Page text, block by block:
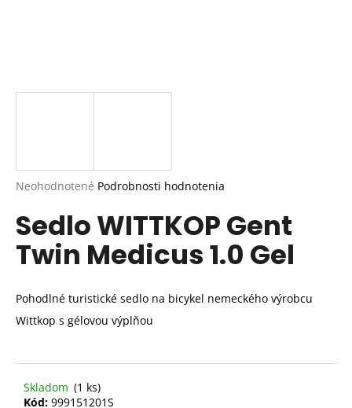
Priemerné
produktu
je
0,0
Neohodnotené Podrobnosti hodnotenia
Sedlo WITTKOP Gent
Twin Medicus 1.0 Gel
Pohodlné turistické sedlo na bicykel nemeckého výrobcu
Wittkop s gélovou výplňou
Skladom (1 ks)
Kód: 999151201S